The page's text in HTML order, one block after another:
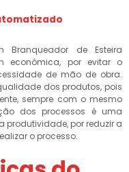
de Esteira
econômica, por evitar o
de mão de obra.
dos produtos, pois
sempre com o mesmo
dos processos é uma
por reduzir a
o processo.